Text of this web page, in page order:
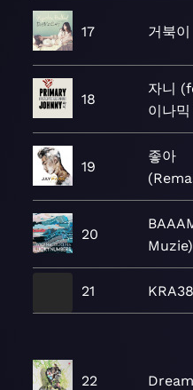
17 거북이
18
자니
이나
19
좋아
20
Muzie)
21
22